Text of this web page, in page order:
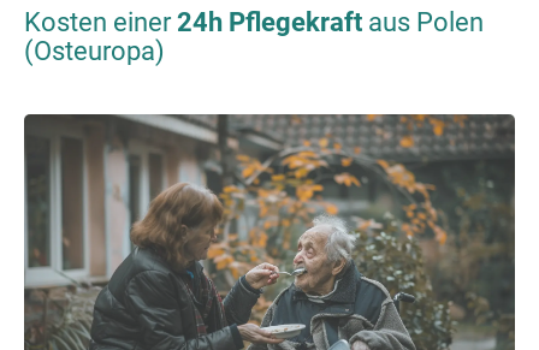
Kosten einer24h Pflegekraft aus Polen
(Osteuropa)